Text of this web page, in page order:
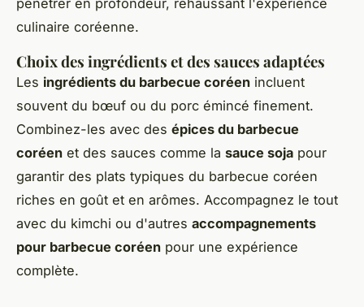
pénétrer en profondeur, rehaussant l'expérience
culinaire coréenne.
Choix des ingrédients et des sauces adaptées
Les ingrédients du barbecue coréen incluent
souvent du bœuf ou du porc émincé finement.
Combinez-les avec des épices du barbecue
coréen et des sauces comme la sauce soja pour
garantir des plats typiques du barbecue coréen
riches en goût et en arômes. Accompagnez le tout
avec du kimchi ou d'autres accompagnements
pour barbecue coréen pour une expérience
complète.